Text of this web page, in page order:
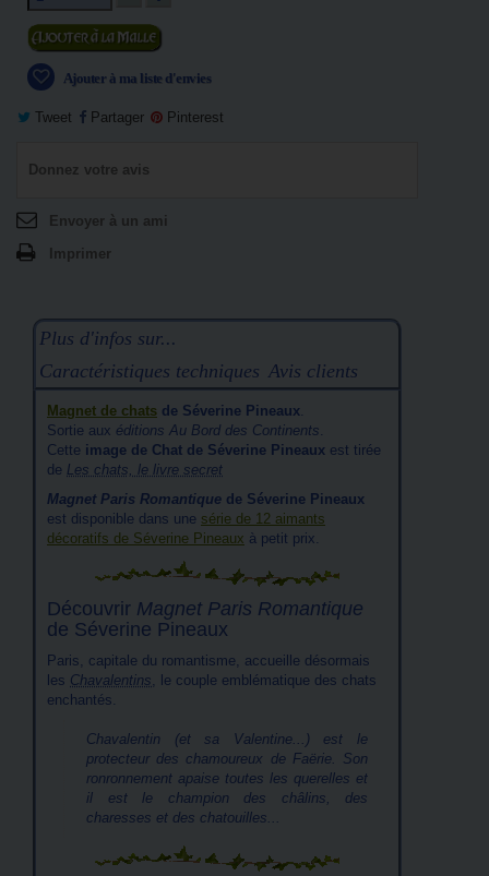
Ajouter au panier
Ajouter à ma liste d'envies
Tweet Partager Pinterest
Donnez votre avis
Envoyer à un ami
Imprimer
Plus d'infos sur...
Caractéristiques techniques Avis clients
Magnet de chats de Séverine Pineaux.
Sortie aux éditions Au Bord des Continents.
Cette image de Chat de Séverine Pineaux est tirée
de Les chats, le livre secret
Magnet Paris Romantique de Séverine Pineaux
est disponible dans une série de 12 aimants
décoratifs de Séverine Pineaux à petit prix.
Découvrir Magnet Paris Romantique
de Séverine Pineaux
Paris, capitale du romantisme, accueille désormais
les Chavalentins, le couple emblématique des chats
enchantés.
Chavalentin (et sa Valentine...) est le
protecteur des chamoureux de Faërie. Son
ronronnement apaise toutes les querelles et
il est le champion des châlins, des
charesses et des chatouilles...